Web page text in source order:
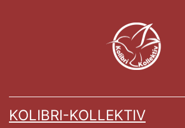
KOLIBRI-KOLLEKTIV